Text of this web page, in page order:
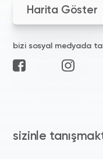
Harita Göster
bizi sosyal medyada
sizinle